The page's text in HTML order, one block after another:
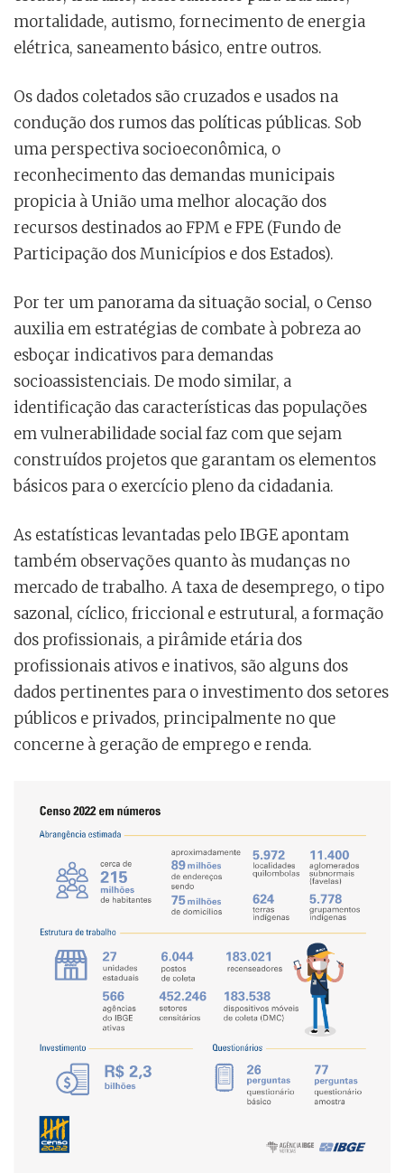
mortalidade, autismo, fornecimento de energia
elétrica, saneamento básico, entre outros.
Os dados coletados são cruzados e usados na
condução dos rumos das políticas públicas. Sob
uma perspectiva socioeconômica, o
reconhecimento das demandas municipais
propicia à União uma melhor alocação dos
recursos destinados ao FPM e FPE (Fundo de
Participação dos Municípios e dos Estados).
Por ter um panorama da situação social, o Censo
auxilia em estratégias de combate à pobreza ao
esboçar indicativos para demandas
socioassistenciais. De modo similar, a
identificação das características das populações
em vulnerabilidade social faz com que sejam
construídos projetos que garantam os elementos
básicos para o exercício pleno da cidadania.
As estatísticas levantadas pelo IBGE apontam
também observações quanto às mudanças no
mercado de trabalho. A taxa de desemprego, o tipo
sazonal, cíclico, friccional e estrutural, a formação
dos profissionais, a pirâmide etária dos
profissionais ativos e inativos, são alguns dos
dados pertinentes para o investimento dos setores
públicos e privados, principalmente no que
concerne à geração de emprego e renda.